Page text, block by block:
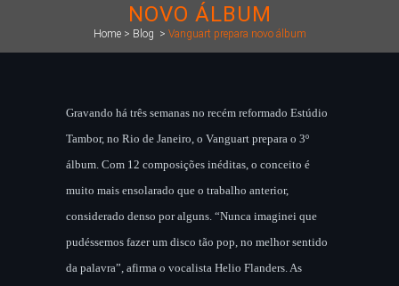
NOVO ÁLBUM
Home> Blog > Vanguart prepara novo álbum
Gravando há três semanas no recém reformado Estúdio
Tambor, no Rio de Janeiro, o Vanguart prepara o 3º
álbum. Com 12 composições inéditas, o conceito é
muito mais ensolarado que o trabalho anterior,
considerado denso por alguns. “Nunca imaginei que
pudéssemos fazer um disco tão pop, no melhor sentido
da palavra”, afirma o vocalista Helio Flanders. As